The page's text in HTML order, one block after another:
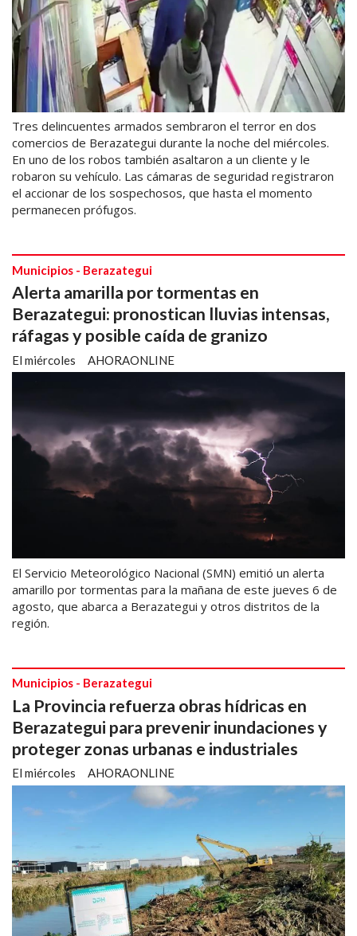
Tres delincuentes armados sembraron el terror en dos
comercios de Berazategui durante la noche del miércoles.
En uno de los robos también asaltaron a un cliente y le
robaron su vehículo. Las cámaras de seguridad registraron
el accionar de los sospechosos, que hasta el momento
permanecen prófugos.
Alerta amarilla por tormentas en
Berazategui: pronostican lluvias intensas,
ráfagas y posible caída de granizo
AHORAONLINE
Municipios - Berazategui
El miércoles
El Servicio Meteorológico Nacional (SMN) emitió un alerta
amarillo por tormentas para la mañana de este jueves 6 de
agosto, que abarca a Berazategui y otros distritos de la
región.
La Provincia refuerza obras hídricas en
Berazategui para prevenir inundaciones y
proteger zonas urbanas e industriales
AHORAONLINE
Municipios - Berazategui
El miércoles